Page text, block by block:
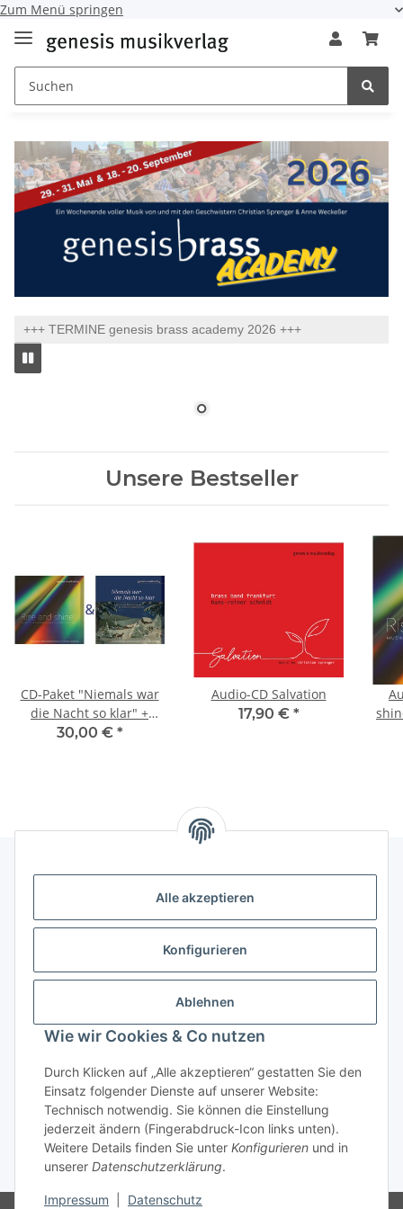
Zum Menü springen
Alle akzeptieren
Konfigurieren
Ablehnen
Wie wir Cookies & Co nutzen
Durch Klicken auf „Alle akzeptieren“ gestatten Sie den
Einsatz folgender Dienste auf unserer Website:
Technisch notwendig. Sie können die Einstellung
jederzeit ändern (Fingerabdruck-Icon links unten).
Weitere Details finden Sie unter Konfigurieren und in
unserer Datenschutzerklärung.
Impressum Datenschutz
+++ TERMINE genesis brass academy 2026 +++
Unsere Bestseller
CD-Paket "Niemals war
die Nacht so klar" +
"Rise and shine!" (sinf.
30,00 € *
Audio-CD Salvation
17,90 € *
genesis musikverlag Christian Sprenger
34630 Gilserberg
E-Mail:anne.weckesser@genesis-musikverlag.de
Informationen
Gesetzliche Informationen
* Alle Preise inkl. gesetzlicher USt., zzgl.Versand